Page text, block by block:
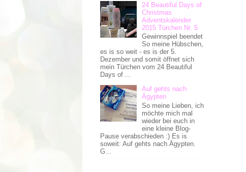
24 Beautiful Days of
Christmas
Adventskalender
2015 Türchen Nr. 5
Gewinnspiel beendet
So meine Hübschen,
es is so weit - es is der 5.
Dezember und somit öffnet sich
mein Türchen vom 24 Beautiful
Days of ...
Auf gehts nach
Ägypten
So meine Lieben, ich
möchte mich mal
wieder bei euch in
eine kleine Blog-
Pause verabschieden :) Es is
soweit: Auf gehts nach Ägypten.
G...